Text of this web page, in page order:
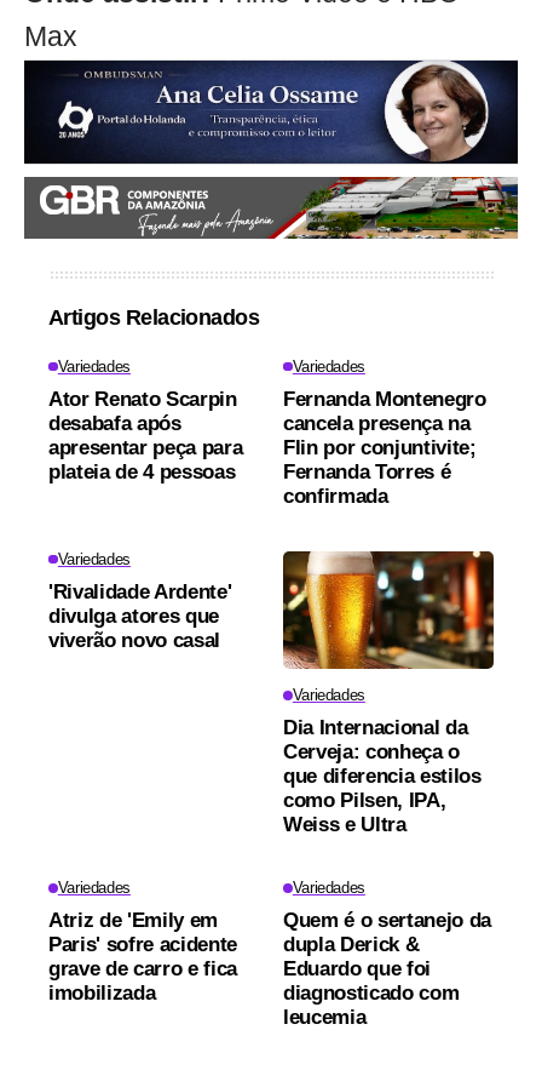
Max
Artigos Relacionados
Variedades
Ator Renato Scarpin
desabafa após
apresentar peça para
plateia de 4 pessoas
Variedades
Fernanda Montenegro
cancela presença na
Flin por conjuntivite;
Fernanda Torres é
confirmada
Variedades
'Rivalidade Ardente'
divulga atores que
viverão novo casal
Variedades
Dia Internacional da
Cerveja: conheça o
que diferencia estilos
como Pilsen, IPA,
Weiss e Ultra
Variedades
Atriz de 'Emily em
Paris' sofre acidente
grave de carro e fica
imobilizada
Variedades
Quem é o sertanejo da
dupla Derick &
Eduardo que foi
diagnosticado com
leucemia